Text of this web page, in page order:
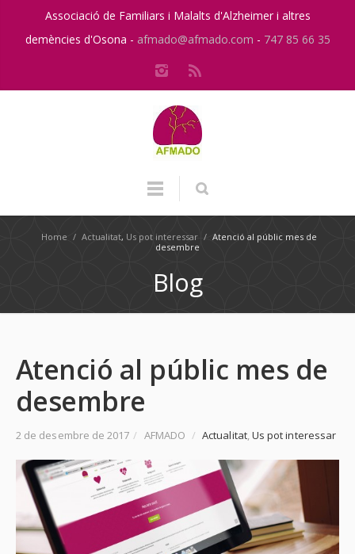
Associació de Familiars i Malalts d'Alzheimer i altres
demències d'Osona - afmado@afmado.com - 747 85 66 35
Home / Actualitat, Us pot interessar / Atenció al públic mes de
desembre
Blog
Atenció al públic mes de
desembre
2 de desembre de 2017 / AFMADO / Actualitat,Us pot interessar